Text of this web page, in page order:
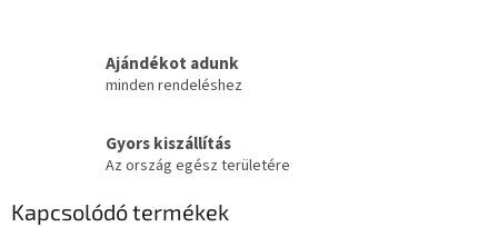
Ajándékot adunk
minden rendeléshez
Gyors kiszállítás
Az ország egész területére
Kapcsolódó termékek